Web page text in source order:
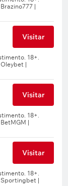
Visitar
Visitar
Visitar